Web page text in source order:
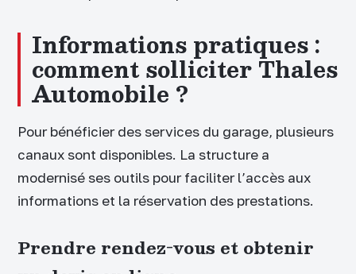
Informations pratiques :
comment solliciter Thales
Automobile ?
Pour bénéficier des services du garage, plusieurs
canaux sont disponibles. La structure a
modernisé ses outils pour faciliter l’accès aux
informations et la réservation des prestations.
Prendre rendez-vous et obtenir